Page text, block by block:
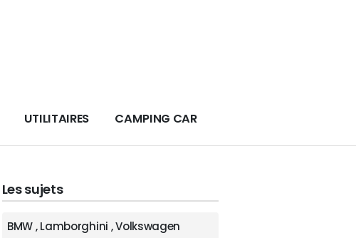
UTILITAIRES CAMPING CAR
Les sujets
BMW,Lamborghini ,Volkswagen